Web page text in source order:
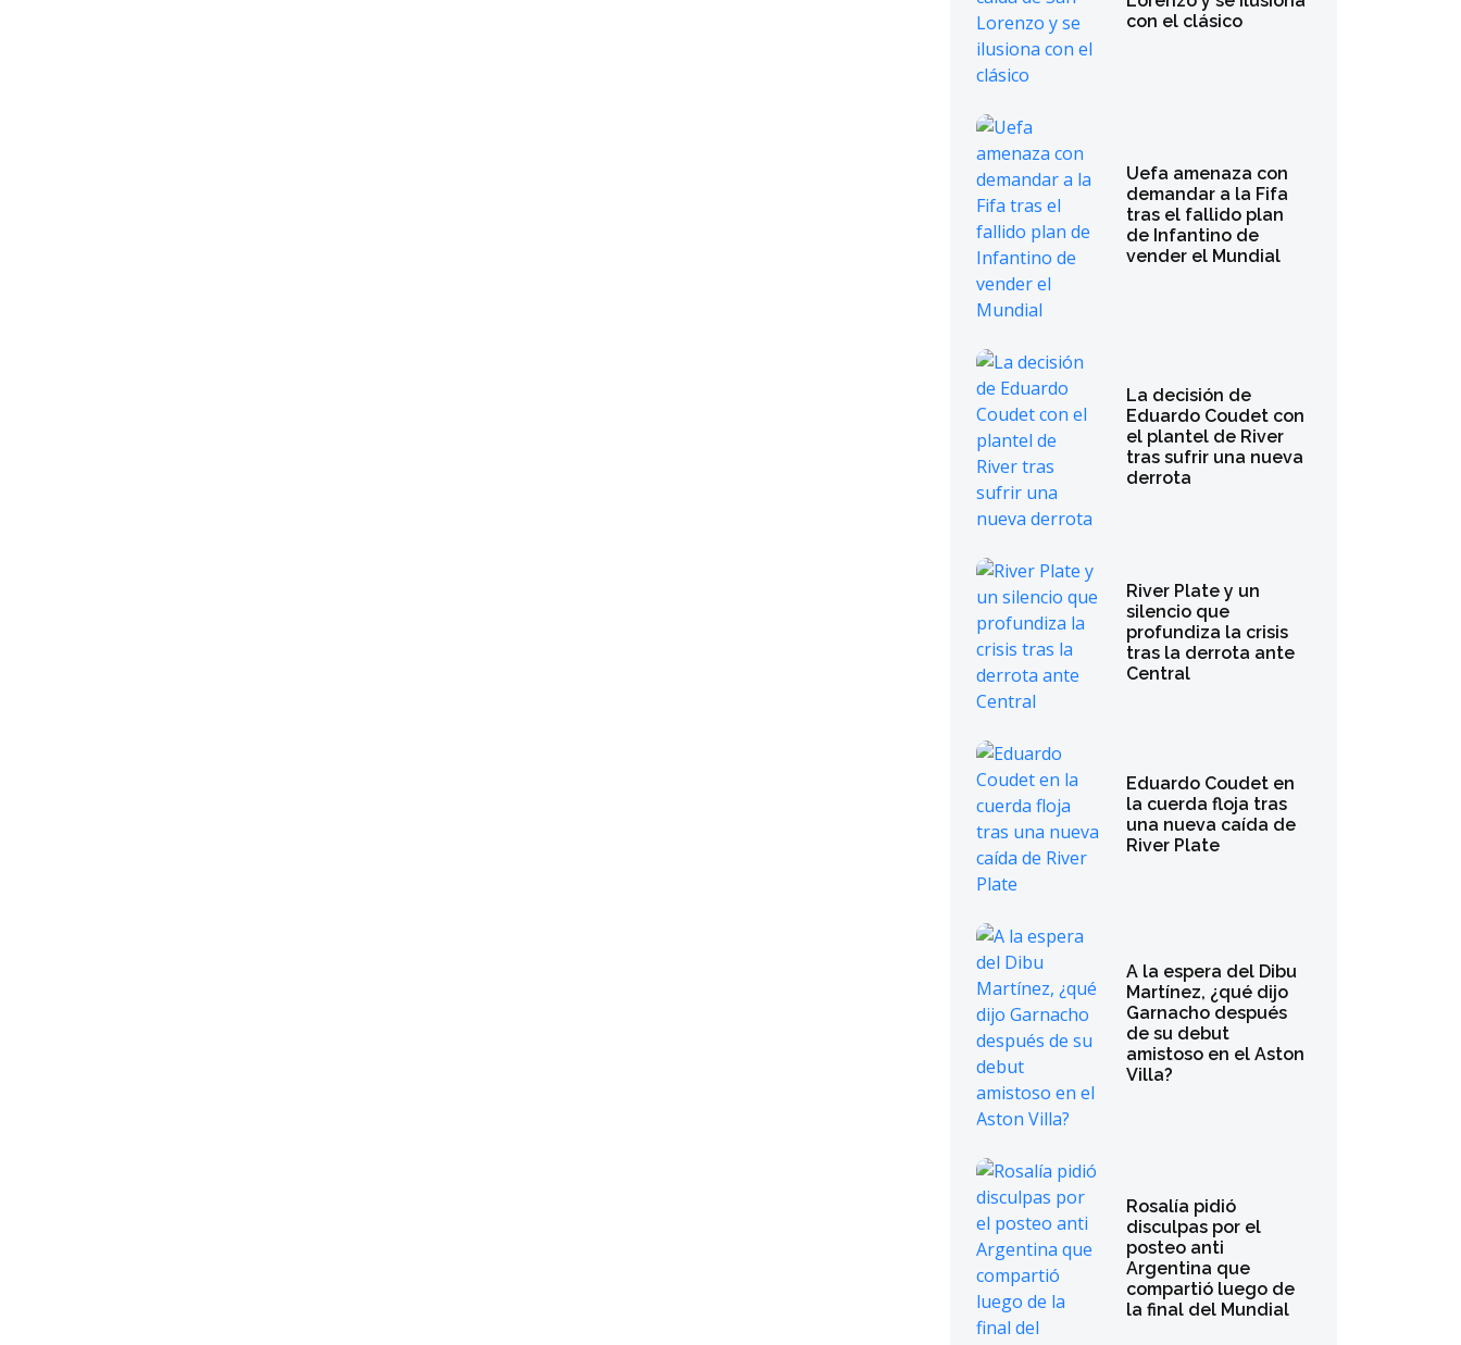
con el clásico
Uefa amenaza con
demandar a la Fifa
tras el fallido plan
de Infantino de
vender el Mundial
La decisión de
Eduardo Coudet con
el plantel de River
tras sufrir una nueva
derrota
River Plate y un
silencio que
profundiza la crisis
tras la derrota ante
Central
Eduardo Coudet en
la cuerda floja tras
una nueva caída de
River Plate
A la espera del Dibu
Martínez, ¿qué dijo
Garnacho después
de su debut
amistoso en el Aston
Villa?
Rosalía pidió
disculpas por el
posteo anti
Argentina que
compartió luego de
la final del Mundial